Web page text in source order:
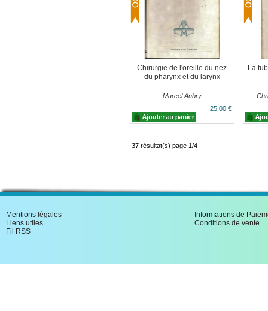
Chirurgie de l'oreille du nez
du pharynx et du larynx
Marcel Aubry
25.00 €
La
37 résultat(s) page 1/4
Mentions légales
Liens utiles
Fil RSS
Informations de
Conditions de vente